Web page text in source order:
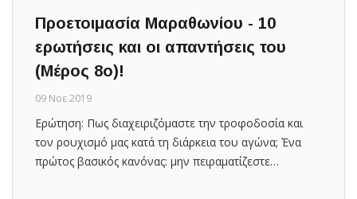
Προετοιμασία Μαραθωνίου - 10
ερωτήσεις και οι απαντήσεις του
(Μέρος 8ο)!
09 Νοε 2019
Ερώτηση: Πως διαχειριζόμαστε την τροφοδοσία και
τον ρουχισμό μας κατά τη διάρκεια του αγώνα; Ένα
πρώτος βασικός κανόνας: μην πειραματίζεστε…